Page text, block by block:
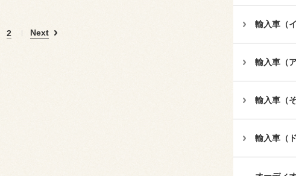
2 Next
輸入車（
輸入車（
輸入車（
輸入車（